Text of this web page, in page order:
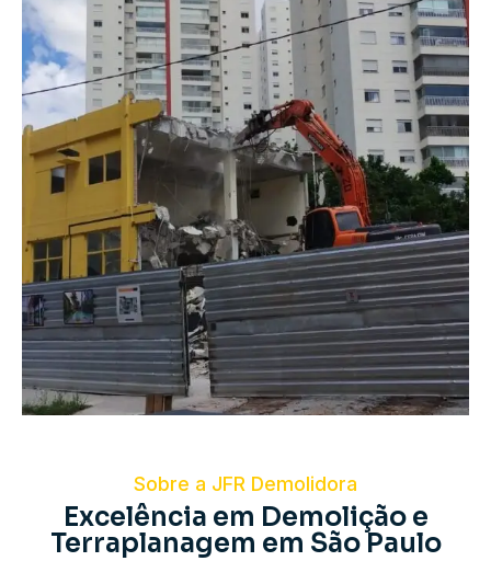
Sobre a JFR Demolidora
Excelência em Demolição e
Terraplanagem em São Paulo